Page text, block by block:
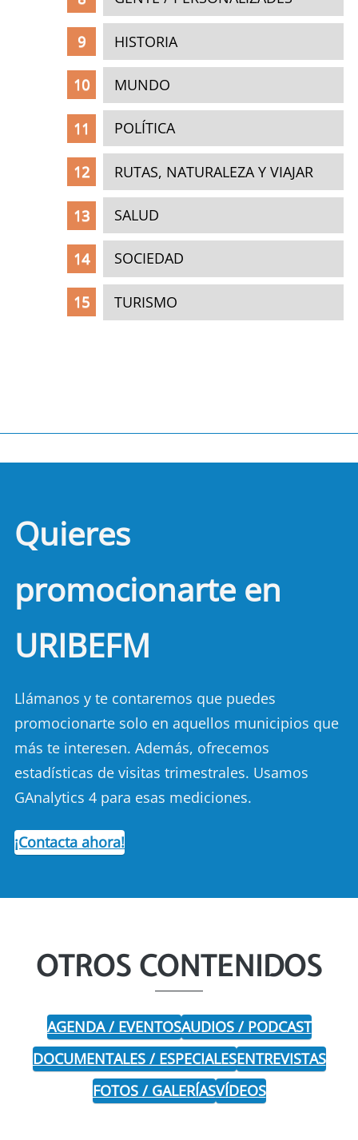
HISTORIA
MUNDO
POLÍTICA
RUTAS, NATURALEZA Y VIAJAR
SALUD
SOCIEDAD
TURISMO
Quieres
promocionarte en
URIBEFM
Llámanos y te contaremos que puedes
promocionarte solo en aquellos municipios que
más te interesen. Además, ofrecemos
estadísticas de visitas trimestrales. Usamos
GAnalytics 4 para esas mediciones.
¡Contacta ahora!
OTROS CONTENIDOS
AGENDA / EVENTOSAUDIOS / PODCAST
DOCUMENTALES / ESPECIALESENTREVISTAS
FOTOS / GALERÍASVÍDEOS